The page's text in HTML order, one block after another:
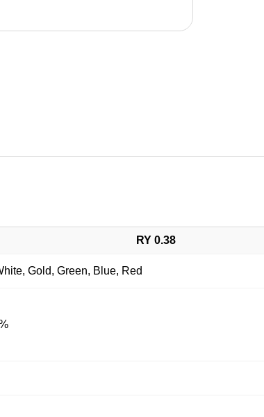
RY 0.38
Gold, Green, Blue, Red